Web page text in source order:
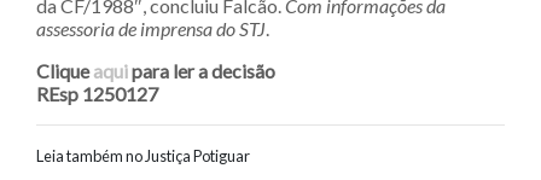
da CF/1988″, concluiu Falcão.Com informações da
assessoria de imprensa do STJ.
Cliqueaquipara ler a decisão
REsp 1250127
Leia também no Justiça Potiguar